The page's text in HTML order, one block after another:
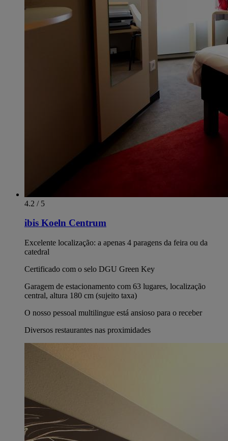
4.2 / 5
ibis Koeln Centrum
Excelente localização: a apenas 4 paragens da feira ou da
catedral
Certificado com o selo DGU Green Key
Garagem de estacionamento com 63 lugares, localização
central, altura 180 cm (sujeito taxa)
O nosso pessoal multilingue está ansioso para o receber
Diversos restaurantes nas proximidades